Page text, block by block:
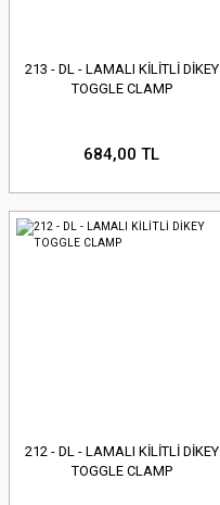
213 - DL - LAMALI KİLİTLİ DİKEY
TOGGLE CLAMP
684,00 TL
212 - DL - LAMALI KİLİTLİ DİKEY
TOGGLE CLAMP